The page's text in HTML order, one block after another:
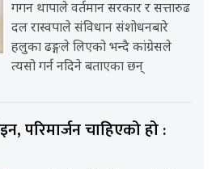
गगन थापाले वर्तमान सरकार र सत्तारुढ
दल रास्वपाले संविधान संशोधनबारे
हलुका ढङ्गले लिएको भन्दै कांग्रेसले
त्यसो गर्न नदिने बताएका छन्
परिमार्जन चाहिएको हो :